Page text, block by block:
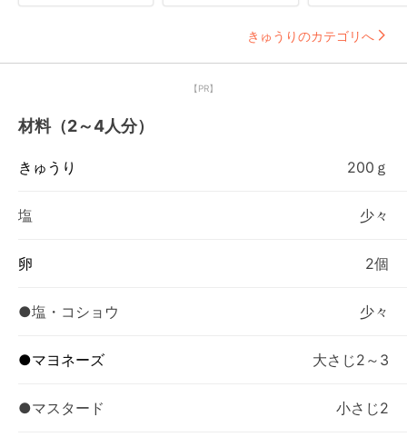
きゅうりのカテゴリへ
【PR】
材料（2～4人分）
きゅうり 200ｇ
塩 少々
卵 2個
●塩・コショウ 少々
●マヨネーズ 大さじ2～3
●マスタード 小さじ2